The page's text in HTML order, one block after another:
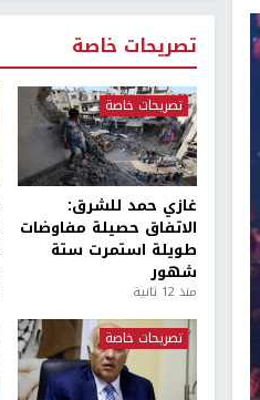
تصريحات خاصة
تصريحات خاصة
غازي حمد للشرق:
الاتفاق حصيلة مفاوضات
طويلة استمرت ستة
شهور
منذ 12 ثانية
تصريحات خاصة